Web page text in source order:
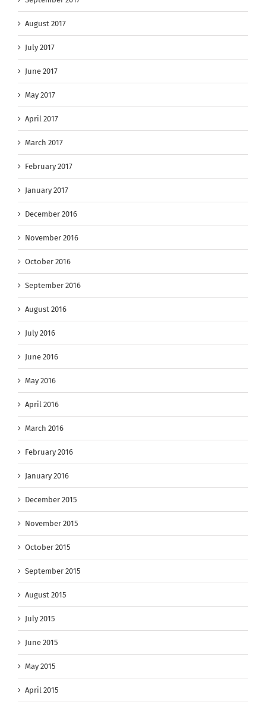
August 2017
July 2017
June 2017
May 2017
April 2017
March 2017
February 2017
January 2017
December 2016
November 2016
October 2016
September 2016
August 2016
July 2016
June 2016
May 2016
April 2016
March 2016
February 2016
January 2016
December 2015
November 2015
October 2015
September 2015
August 2015
July 2015
June 2015
May 2015
April 2015